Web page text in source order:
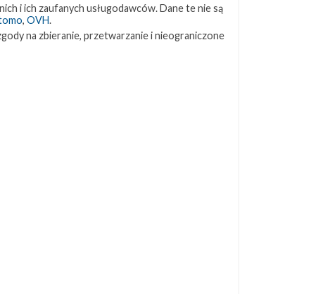
ZAPRZYJAŹNIONE STRONY
Kosmogadka
i ich zaufanych usługodawców. Dane te nie są
, OVH.
na zbieranie, przetwarzanie i nieograniczone